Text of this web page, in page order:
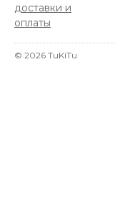
доставки и
оплаты
© 2026 TuKiTu